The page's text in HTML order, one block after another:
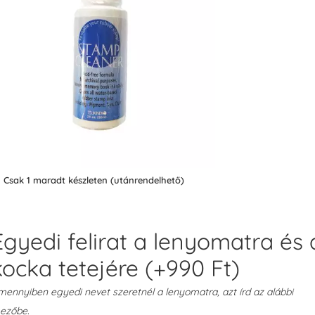
Csak 1 maradt készleten (utánrendelhető)
felirat a lenyomatra és
tetejére (+990 Ft)
egyedi nevet szeretnél a lenyomatra, azt írd az alábbi